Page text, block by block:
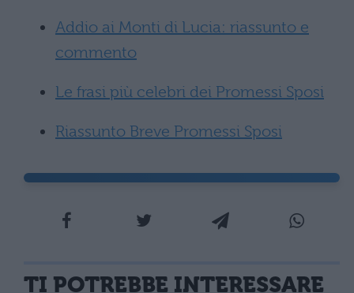
Addio ai Monti di Lucia: riassunto e
commento
Le frasi più celebri dei Promessi Sposi
Riassunto Breve Promessi Sposi
TI POTREBBE INTERESSARE